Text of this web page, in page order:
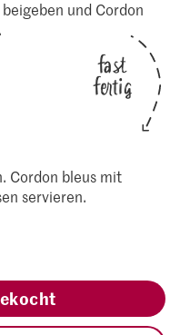
und Cordon
fast
fertig
Cordon bleus mit
servieren.